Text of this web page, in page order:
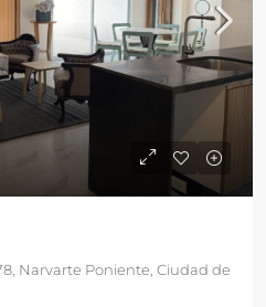
Narvarte Poniente, Ciudad de